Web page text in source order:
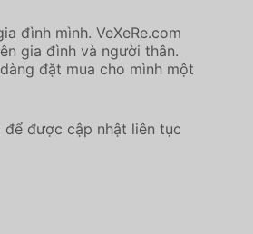
đình mình. VeXeRe.com
gia đình và người thân.
đặt mua cho mình một
để được cập nhật liên tục